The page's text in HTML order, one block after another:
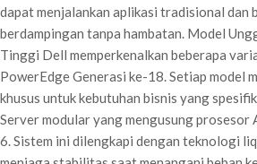
dapat menjalankan aplikasi tradisional dan
berdampingan tanpa hambatan. Model
Tinggi Dell memperkenalkan beberapa
PowerEdge Generasi ke-18. Setiap model
khusus untuk kebutuhan bisnis yang
Server modular yang mengusung prosesor
6. Sistem ini dilengkapi dengan teknologi